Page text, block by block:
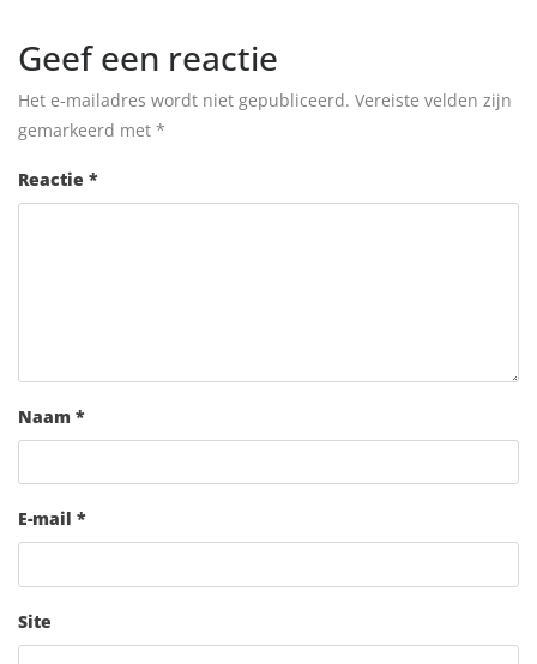
Geef een reactie
Het e-mailadres wordt niet gepubliceerd. Vereiste velden zijn
gemarkeerd met *
Reactie *
Naam *
E-mail *
Site